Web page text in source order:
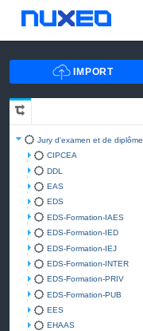
Jury d'examen et de diplôme
CIPCEA
DDL
EAS
EDS
EDS-Formation-IAES
EDS-Formation-IED
EDS-Formation-IEJ
EDS-Formation-INTER
EDS-Formation-PRIV
EDS-Formation-PUB
EES
EHAAS